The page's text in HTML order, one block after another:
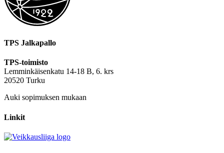
TPS Jalkapallo
TPS-toimisto
Lemminkäisenkatu 14-18 B, 6. krs
20520 Turku
Auki sopimuksen mukaan
Linkit